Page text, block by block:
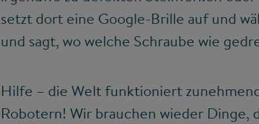
setzt dort eine Google-Brille auf und
und sagt, wo welche Schraube wie
Hilfe – die Welt funktioniert
Robotern! Wir brauchen wieder